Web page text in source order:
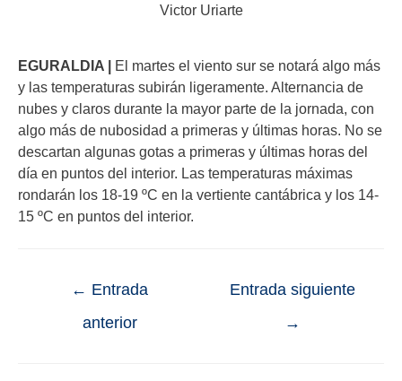
Victor Uriarte
EGURALDIA | El martes el viento sur se notará algo más
y las temperaturas subirán ligeramente. Alternancia de
nubes y claros durante la mayor parte de la jornada, con
algo más de nubosidad a primeras y últimas horas. No se
descartan algunas gotas a primeras y últimas horas del
día en puntos del interior. Las temperaturas máximas
rondarán los 18-19 ºC en la vertiente cantábrica y los 14-
15 ºC en puntos del interior.
← Entrada
anterior
Entrada siguiente
→